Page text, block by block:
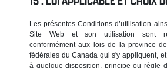
Les présentes Conditions d’utilisation
Site Web et son utilisation sont
conformément aux lois de la province
fédérales du Canada qui s'y appliquent,
à quelque disposition, principe ou règle